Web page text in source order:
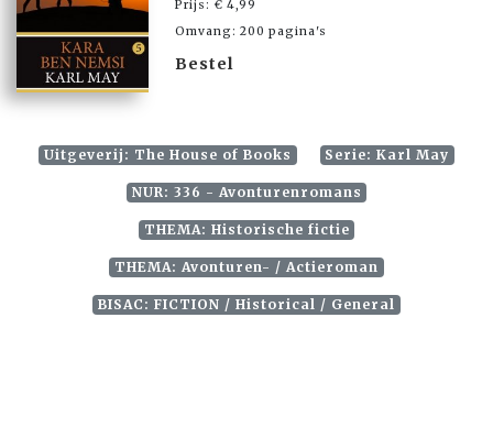
Prijs: € 4,99
Omvang: 200 pagina's
Bestel
Uitgeverij: The House of Books Serie: Karl May
NUR: 336 - Avonturenromans
THEMA: Historische fictie
THEMA: Avonturen- / Actieroman
BISAC: FICTION / Historical / General